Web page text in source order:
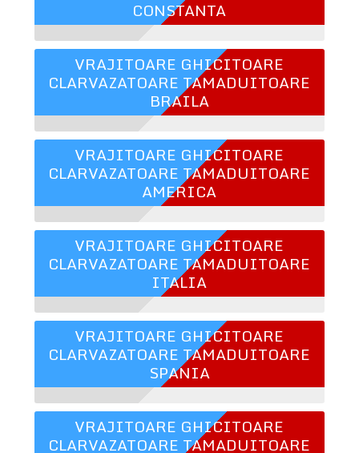
CONSTANTA
VRAJITOARE GHICITOARE
CLARVAZATOARE TAMADUITOARE
BRAILA
VRAJITOARE GHICITOARE
CLARVAZATOARE TAMADUITOARE
AMERICA
VRAJITOARE GHICITOARE
CLARVAZATOARE TAMADUITOARE
ITALIA
VRAJITOARE GHICITOARE
CLARVAZATOARE TAMADUITOARE
SPANIA
VRAJITOARE GHICITOARE
CLARVAZATOARE TAMADUITOARE